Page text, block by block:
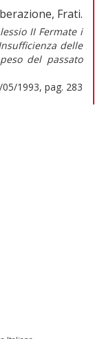
Frati.
II Fermate i
delle
del passato
1993, pag. 283